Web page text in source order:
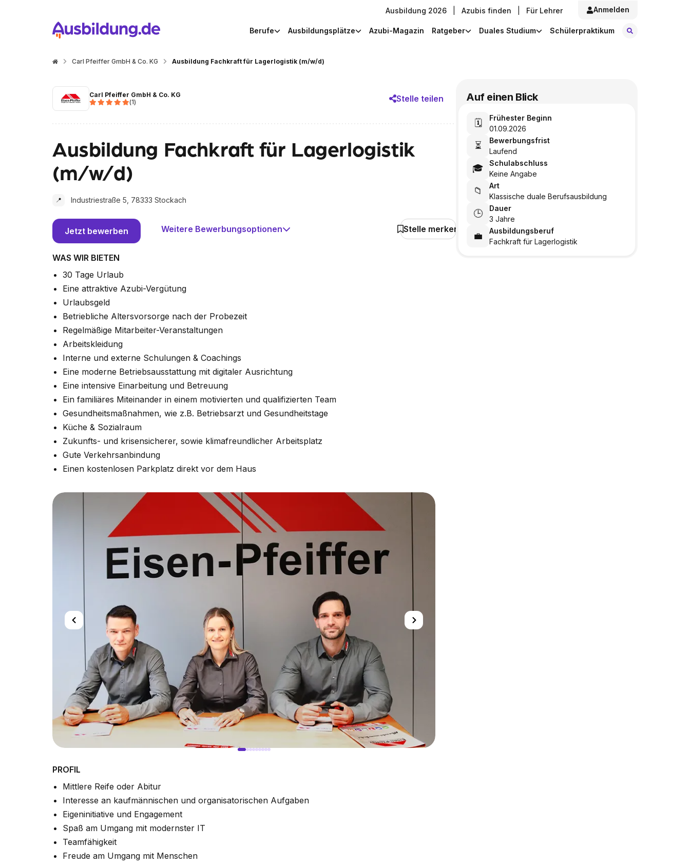
Ausbildung 2026 Azubis finden Für Lehrer Anmelden
Berufe Ausbildungsplätze Azubi-Magazin Ratgeber Duales Studium Schülerpraktikum
Carl Pfeiffer GmbH & Co. KG Ausbildung Fachkraft für Lagerlogistik (m/w/d)
Carl Pfeiffer GmbH & Co. KG
(1) Stelle teilen
Ausbildung Fachkraft für Lagerlogistik
(m/w/d)
📍 Industriestraße 5, 78333 Stockach
Jetzt bewerben Weitere Bewerbungsoptionen Stelle merken
WAS WIR BIETEN
30 Tage Urlaub
Eine attraktive Azubi-Vergütung
Urlaubsgeld
Betriebliche Altersvorsorge nach der Probezeit
Regelmäßige Mitarbeiter-Veranstaltungen
Arbeitskleidung
Interne und externe Schulungen & Coachings
Eine moderne Betriebsausstattung mit digitaler Ausrichtung
Eine intensive Einarbeitung und Betreuung
Ein familiäres Miteinander in einem motivierten und qualifizierten Team
Gesundheitsmaßnahmen, wie z.B. Betriebsarzt und Gesundheitstage
Küche & Sozialraum
Zukunfts- und krisensicherer, sowie klimafreundlicher Arbeitsplatz
Gute Verkehrsanbindung
Einen kostenlosen Parkplatz direkt vor dem Haus
PROFIL
Mittlere Reife oder Abitur
Interesse an kaufmännischen und organisatorischen Aufgaben
Eigeninitiative und Engagement
Spaß am Umgang mit modernster IT
Teamfähigkeit
Freude am Umgang mit Menschen
Auf einen Blick
🗓️
Frühester Beginn
01.09.2026
⏳
Bewerbungsfrist
Laufend
🎓
Schulabschluss
Keine Angabe
📁
Art
Klassische duale Berufsausbildung
🕒
Dauer
3 Jahre
💼
Ausbildungsberuf
Fachkraft für Lagerlogistik